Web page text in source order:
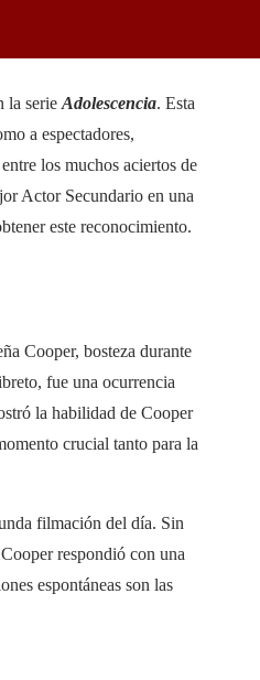
la serie Adolescencia. Esta
a espectadores,
los muchos aciertos de
Actor Secundario en una
este reconocimiento.
Cooper, bosteza durante
fue una ocurrencia
la habilidad de Cooper
crucial tanto para la
filmación del día. Sin
respondió con una
espontáneas son las